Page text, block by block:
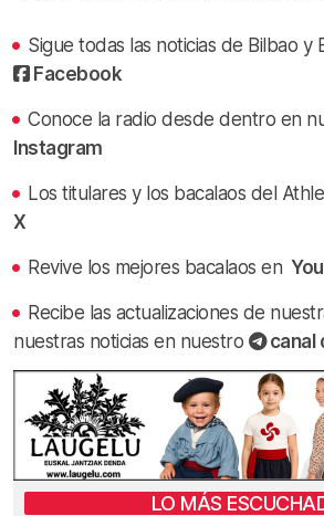
Sigue todas las noticias de Bilbao y
Facebook
Conoce la radio desde dentro en
Instagram
Los titulares y los bacalaos del
X
Revive los mejores bacalaos en
Recibe las actualizaciones de
nuestras noticias en nuestro
canal
LO MÁS